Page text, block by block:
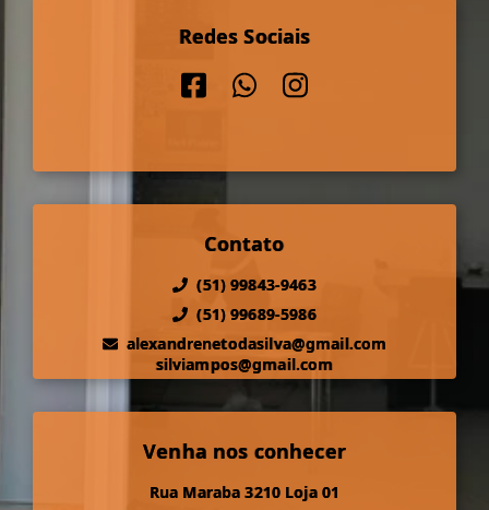
Redes Sociais
Contato
(51) 99843-9463
(51) 99689-5986
alexandrenetodasilva@gmail.com
silviampos@gmail.com
Venha nos conhecer
Rua Maraba 3210 Loja 01